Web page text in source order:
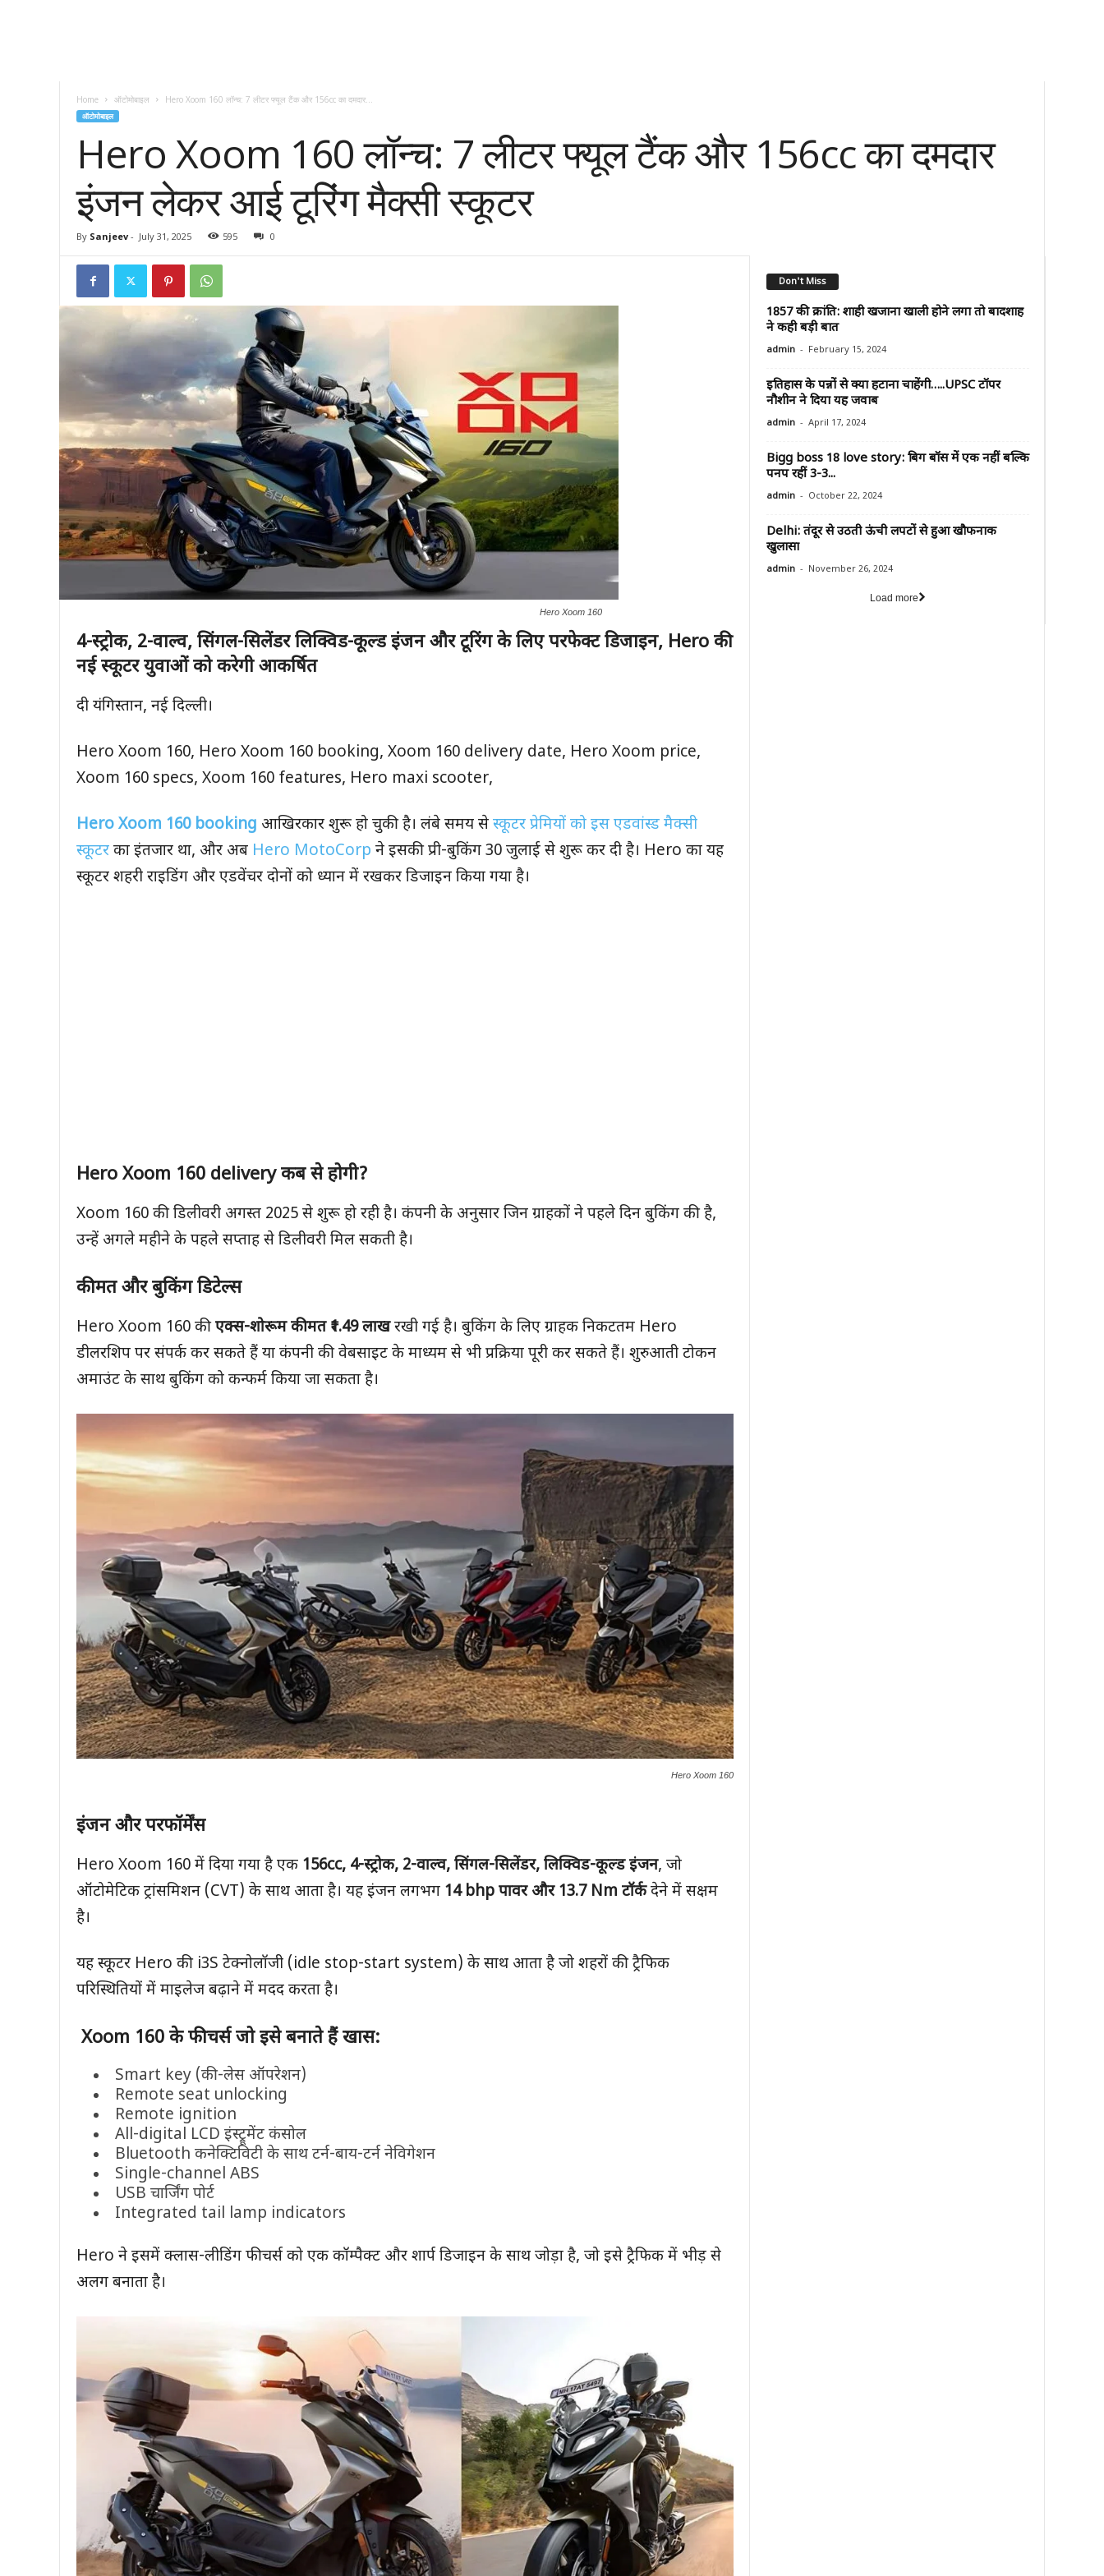
Home ऑटोमोबाइल Hero Xoom 160 लॉन्च: 7 लीटर फ्यूल टैंक और 156cc का दमदार...
ऑटोमोबाइल
Hero Xoom 160 लॉन्च: 7 लीटर फ्यूल टैंक और 156cc का दमदार
इंजन लेकर आई टूरिंग मैक्सी स्कूटर
By Sanjeev - July 31, 2025 595 0
Hero Xoom 160
4-स्ट्रोक, 2-वाल्व, सिंगल-सिलेंडर लिक्विड-कूल्ड इंजन और टूरिंग के लिए परफेक्ट डिजाइन, Hero की
नई स्कूटर युवाओं को करेगी आकर्षित
दी यंगिस्तान, नई दिल्ली।
Hero Xoom 160, Hero Xoom 160 booking, Xoom 160 delivery date, Hero Xoom price,
Xoom 160 specs, Xoom 160 features, Hero maxi scooter,
Hero Xoom 160 booking आखिरकार शुरू हो चुकी है। लंबे समय से स्कूटर प्रेमियों को इस एडवांस्ड मैक्सी
स्कूटर का इंतजार था, और अब Hero MotoCorp ने इसकी प्री-बुकिंग 30 जुलाई से शुरू कर दी है। Hero का यह
स्कूटर शहरी राइडिंग और एडवेंचर दोनों को ध्यान में रखकर डिजाइन किया गया है।
Hero Xoom 160 deliveryकब से होगी?
Xoom 160 की डिलीवरी अगस्त 2025 से शुरू हो रही है। कंपनी के अनुसार जिन ग्राहकों ने पहले दिन बुकिंग की है,
उन्हें अगले महीने के पहले सप्ताह से डिलीवरी मिल सकती है।
कीमत और बुकिंग डिटेल्स
Hero Xoom 160 कीएक्स-शोरूम कीमत ₹1.49लाखरखी गई है। बुकिंग के लिए ग्राहक निकटतम Hero
डीलरशिप पर संपर्क कर सकते हैं या कंपनी की वेबसाइट के माध्यम से भी प्रक्रिया पूरी कर सकते हैं। शुरुआती टोकन
अमाउंट के साथ बुकिंग को कन्फर्म किया जा सकता है।
Hero Xoom 160
इंजन और परफॉर्मेंस
Hero Xoom 160 में दिया गया है एक 156cc, 4-स्ट्रोक, 2-वाल्व, सिंगल-सिलेंडर, लिक्विड-कूल्ड इंजन, जो
ऑटोमेटिक ट्रांसमिशन (CVT) के साथ आता है। यह इंजन लगभग 14 bhp पावर और 13.7 Nm टॉर्कदेने में सक्षम
है।
यह स्कूटर Hero की i3S टेक्नोलॉजी (idle stop-start system) के साथ आता है जो शहरों की ट्रैफिक
परिस्थितियों में माइलेज बढ़ाने में मदद करता है।
Xoom 160 के फीचर्स जो इसे बनाते हैं खास:
Smart key (की-लेस ऑपरेशन)
Remote seat unlocking
Remote ignition
All-digital LCD इंस्ट्रूमेंट कंसोल
Bluetooth कनेक्टिविटी के साथ टर्न-बाय-टर्न नेविगेशन
Single-channel ABS
USB चार्जिंग पोर्ट
Integrated tail lamp indicators
Hero ने इसमें क्लास-लीडिंग फीचर्स को एक कॉम्पैक्ट और शार्प डिजाइन के साथ जोड़ा है, जो इसे ट्रैफिक में भीड़ से
अलग बनाता है।
Don't Miss
1857 की क्रांति: शाही खजाना खाली होने लगा तो बादशाह
ने कही बड़ी बात
admin - February 15, 2024
इतिहास के पन्नों से क्या हटाना चाहेंगी…..UPSC टॉपर
नौशीन ने दिया यह जवाब
admin - April 17, 2024
Bigg boss 18 love story: बिग बॉस में एक नहीं बल्कि
पनप रहीं 3-3...
admin - October 22, 2024
Delhi: तंदूर से उठती ऊंची लपटों से हुआ खौफनाक
खुलासा
admin - November 26, 2024
Load more